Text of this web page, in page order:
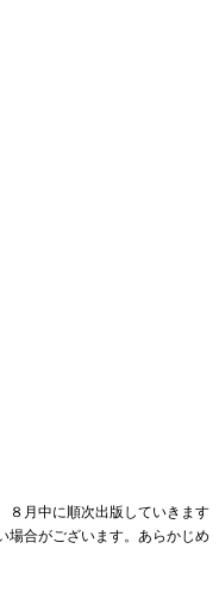
８月中に順次出版していきます
場合がございます。あらかじめ